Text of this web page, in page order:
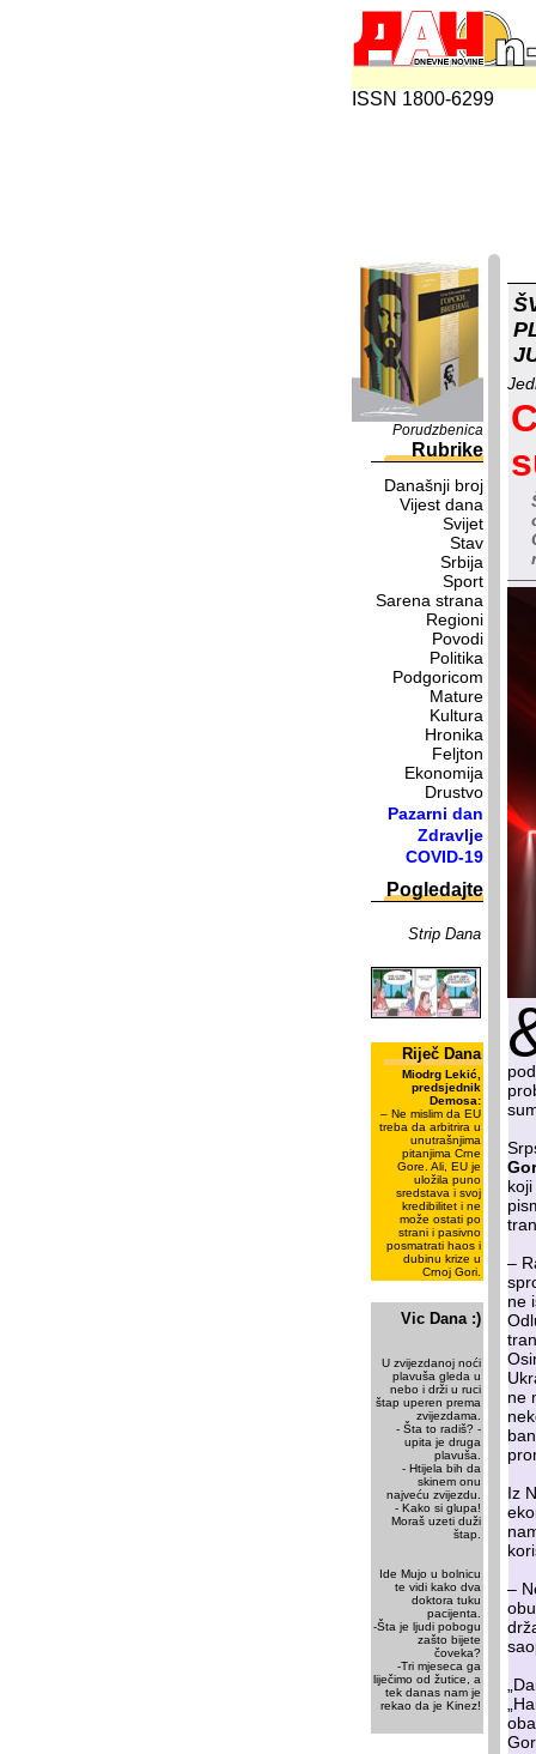
ISSN 1800-6299
Porudzbenica
Rubrike
Današnji broj
Vijest dana
Svijet
Stav
Srbija
Sport
Sarena strana
Regioni
Povodi
Politika
Podgoricom
Mature
Kultura
Hronika
Feljton
Ekonomija
Drustvo
Pazarni dan
Zdravlje
COVID-19
Pogledajte
Strip Dana
Riječ Dana
Miodrg Lekić,
predsjednik
Demosa:
– Ne mislim da EU
treba da arbitrira u
unutrašnjima
pitanjima Crne
Gore. Ali, EU je
uložila puno
sredstava i svoj
kredibilitet i ne
može ostati po
strani i pasivno
posmatrati haos i
dubinu krize u
Crnoj Gori.
Vic Dana :)
U zvijezdanoj noći
plavuša gleda u
nebo i drži u ruci
štap uperen prema
zvijezdama.
- Šta to radiš? -
upita je druga
plavuša.
- Htijela bih da
skinem onu
najveću zvijezdu.
- Kako si glupa!
Moraš uzeti duži
štap.
Ide Mujo u bolnicu
te vidi kako dva
doktora tuku
pacijenta.
-Šta je ljudi pobogu
zašto bijete
čoveka?
-Tri mjeseca ga
liječimo od žutice, a
tek danas nam je
rekao da je Kinez!
–
ne
ne
Iz
–